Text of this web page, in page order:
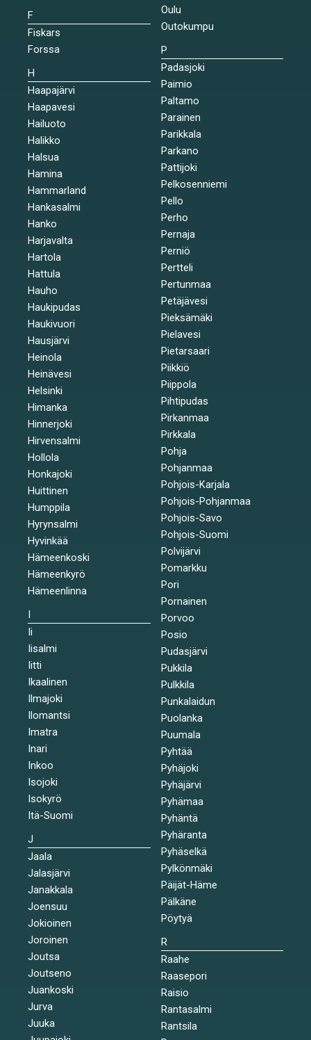
F
Fiskars
Forssa
H
Haapajärvi
Haapavesi
Hailuoto
Halikko
Halsua
Hamina
Hammarland
Hankasalmi
Hanko
Harjavalta
Hartola
Hattula
Hauho
Haukipudas
Haukivuori
Hausjärvi
Heinola
Heinävesi
Helsinki
Himanka
Hinnerjoki
Hirvensalmi
Hollola
Honkajoki
Huittinen
Humppila
Hyrynsalmi
Hyvinkää
Hämeenkoski
Hämeenkyrö
Hämeenlinna
I
Ii
Iisalmi
Iitti
Ikaalinen
Ilmajoki
Ilomantsi
Imatra
Inari
Inkoo
Isojoki
Isokyrö
Itä-Suomi
J
Jaala
Jalasjärvi
Janakkala
Joensuu
Jokioinen
Joroinen
Joutsa
Joutseno
Juankoski
Jurva
Juuka
Oulu
Outokumpu
P
Padasjoki
Paimio
Paltamo
Parainen
Parikkala
Parkano
Pattijoki
Pelkosenniemi
Pello
Perho
Pernaja
Perniö
Pertteli
Pertunmaa
Petäjävesi
Pieksämäki
Pielavesi
Pietarsaari
Piikkiö
Piippola
Pihtipudas
Pirkanmaa
Pirkkala
Pohja
Pohjanmaa
Pohjois-Karjala
Pohjois-Pohjanmaa
Pohjois-Savo
Pohjois-Suomi
Polvijärvi
Pomarkku
Pori
Pornainen
Porvoo
Posio
Pudasjärvi
Pukkila
Pulkkila
Punkalaidun
Puolanka
Puumala
Pyhtää
Pyhäjoki
Pyhäjärvi
Pyhämaa
Pyhäntä
Pyhäranta
Pyhäselkä
Pylkönmäki
Päijät-Häme
Pälkäne
Pöytyä
R
Raahe
Raasepori
Raisio
Rantasalmi
Rantsila